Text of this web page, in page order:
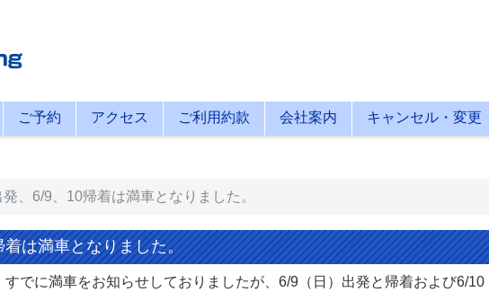
ご予約 アクセス ご利用約款 会社案内 キャンセル・変更
、6/9、10帰着は満車となりました。
は満車となりました。
でに満車をお知らせしておりましたが、6/9（日）出発と帰着および6/10